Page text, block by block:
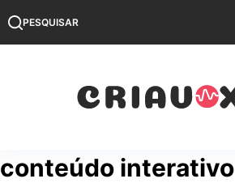
para
PESQUISAR
conteúdo interativo